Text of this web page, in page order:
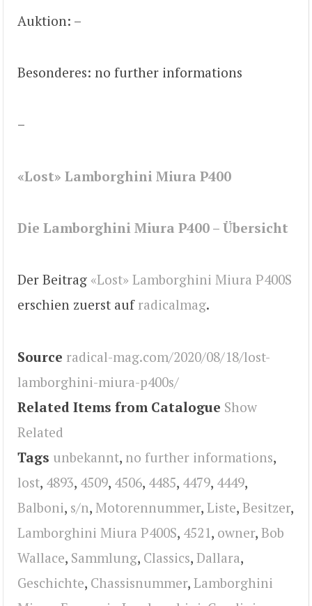
Auktion: –
Besonderes: no further informations
–
«Lost» Lamborghini Miura P400
Die Lamborghini Miura P400 – Übersicht
Der Beitrag «Lost» Lamborghini Miura P400S
erschien zuerst auf radicalmag.
Source radical-mag.com/2020/08/18/lost-
lamborghini-miura-p400s/
Related Items from Catalogue Show
Related
Tags unbekannt, no further informations,
lost, 4893, 4509, 4506, 4485, 4479, 4449,
Balboni, s/n, Motorennummer, Liste, Besitzer,
Lamborghini Miura P400S, 4521, owner, Bob
Wallace, Sammlung, Classics, Dallara,
Geschichte, Chassisnummer, Lamborghini